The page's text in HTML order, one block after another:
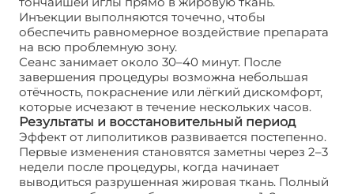
Инъекции выполняются точечно, чтобы
обеспечить равномерное воздействие препарата
на всю проблемную зону.
Сеанс занимает около 30–40 минут. После
завершения процедуры возможна небольшая
отёчность, покраснение или лёгкий дискомфорт,
которые исчезают в течение нескольких часов.
Результаты и восстановительный период
Эффект от липолитиков развивается постепенно.
Первые изменения становятся заметны через 2–3
недели после процедуры, когда начинает
выводиться разрушенная жировая ткань. Полный